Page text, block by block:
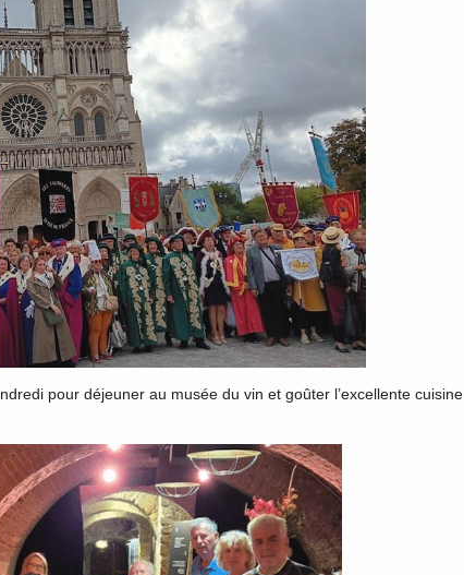
pour déjeuner au musée du vin et goûter l’excellente cuisine